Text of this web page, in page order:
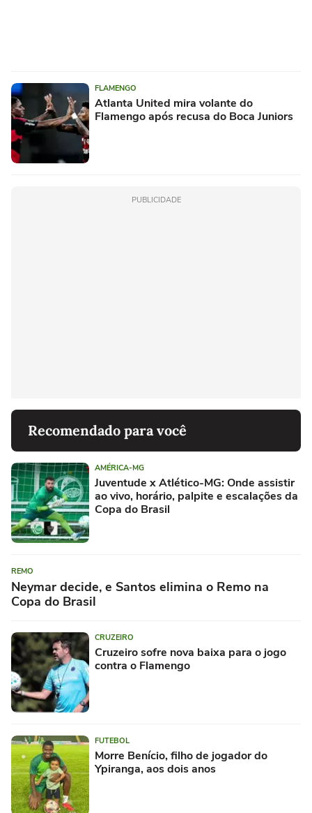
FLAMENGO
Atlanta United mira volante do
Flamengo após recusa do Boca Juniors
PUBLICIDADE
Recomendado para você
AMÉRICA-MG
Juventude x Atlético-MG: Onde assistir
ao vivo, horário, palpite e escalações da
Copa do Brasil
REMO
Neymar decide, e Santos elimina o Remo na
Copa do Brasil
CRUZEIRO
Cruzeiro sofre nova baixa para o jogo
contra o Flamengo
FUTEBOL
Morre Benício, filho de jogador do
Ypiranga, aos dois anos